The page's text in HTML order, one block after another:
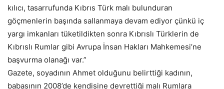
kılıcı, tasarrufunda Kıbrıs Türk malı bulunduran
göçmenlerin başında sallanmaya devam ediyor çünkü iç
yargı imkanları tüketildikten sonra Kıbrıslı Türklerin de
Kıbrıslı Rumlar gibi Avrupa İnsan Hakları Mahkemesi’ne
başvurma olanağı var.”
Gazete, soyadının Ahmet olduğunu belirttiği kadının,
babasının 2008’de kendisine devrettiği malı Rumlara